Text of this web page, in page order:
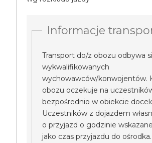
Informacje
Transport do/z obozu odbywa
wykwalifikowanych
wychowawców/konwojentów.
obozu oczekuje na
bezpośrednio w obiekcie
Uczestników z dojazdem
o przyjazd o godzinie
jako czas przyjazdu do